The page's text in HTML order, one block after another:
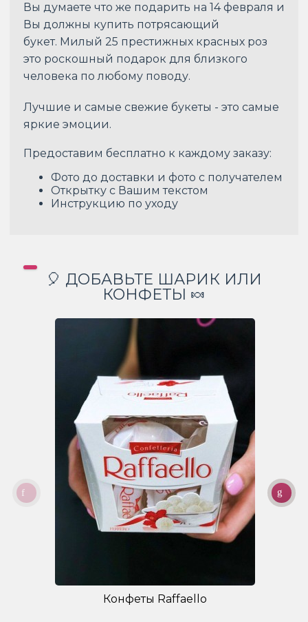
Вы думаете что же подарить на 14 февраля и
Вы должны купить потрясающий
букет. Милый 25 престижных красных роз
это роскошный подарок для близкого
человека по любому поводу.
Лучшие и самые свежие букеты - это самые
яркие эмоции.
Предоставим бесплатно к каждому заказу:
Фото до доставки и фото с получателем
Открытку с Вашим текстом
Инструкцию по уходу
🎈 ДОБАВЬТЕ ШАРИК ИЛИ
КОНФЕТЫ 🍬
Конфеты Raffaello